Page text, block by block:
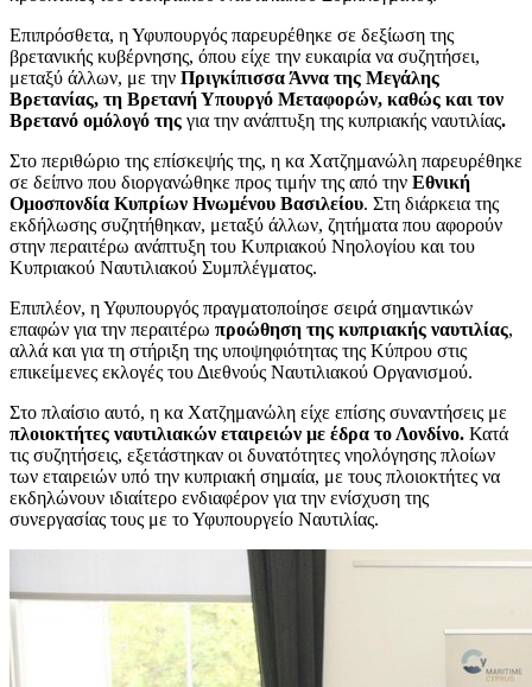
Επιπρόσθετα, η Υφυπουργός παρευρέθηκε σε δεξίωση της
βρετανικής κυβέρνησης, όπου είχε την ευκαιρία να συζητήσει,
μεταξύ άλλων, με την Πριγκίπισσα Άννα της Μεγάλης
Βρετανίας, τη Βρετανή Υπουργό Μεταφορών, καθώς και τον
Βρετανό ομόλογό της για την ανάπτυξη της κυπριακής ναυτιλίας.
Στο περιθώριο της επίσκεψής της, η κα Χατζημανώλη παρευρέθηκε
σε δείπνο που διοργανώθηκε προς τιμήν της από την Εθνική
Ομοσπονδία Κυπρίων Ηνωμένου Βασιλείου. Στη διάρκεια της
εκδήλωσης συζητήθηκαν, μεταξύ άλλων, ζητήματα που αφορούν
στην περαιτέρω ανάπτυξη του Κυπριακού Νηολογίου και του
Κυπριακού Ναυτιλιακού Συμπλέγματος.
Επιπλέον, η Υφυπουργός πραγματοποίησε σειρά σημαντικών
επαφών για την περαιτέρω προώθηση της κυπριακής ναυτιλίας,
αλλά και για τη στήριξη της υποψηφιότητας της Κύπρου στις
επικείμενες εκλογές του Διεθνούς Ναυτιλιακού Οργανισμού.
Στο πλαίσιο αυτό, η κα Χατζημανώλη είχε επίσης συναντήσεις με
πλοιοκτήτες ναυτιλιακών εταιρειών με έδρα το Λονδίνο. Κατά
τις συζητήσεις, εξετάστηκαν οι δυνατότητες νηολόγησης πλοίων
των εταιρειών υπό την κυπριακή σημαία, με τους πλοιοκτήτες να
εκδηλώνουν ιδιαίτερο ενδιαφέρον για την ενίσχυση της
συνεργασίας τους με το Υφυπουργείο Ναυτιλίας.